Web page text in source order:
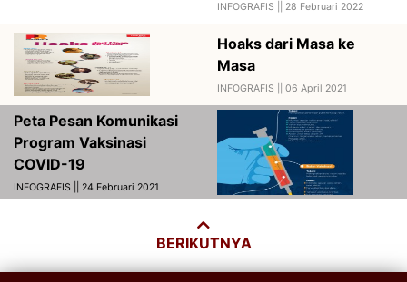
INFOGRAFIS || 28 Februari 2022
Hoaks dari Masa ke
Masa
INFOGRAFIS || 06 April 2021
Peta Pesan Komunikasi
Program Vaksinasi
COVID-19
INFOGRAFIS || 24 Februari 2021
BERIKUTNYA